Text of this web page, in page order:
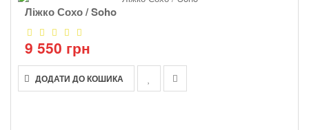
Ліжко Сохо / Soho
9 550 грн
ДОДАТИ ДО КОШИКА